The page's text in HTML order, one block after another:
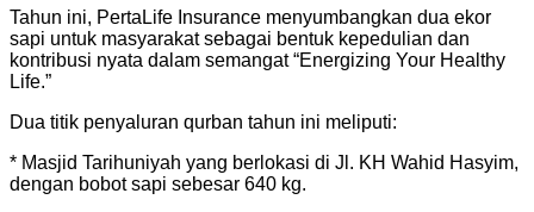
Tahun ini, PertaLife Insurance menyumbangkan dua ekor
sapi untuk masyarakat sebagai bentuk kepedulian dan
kontribusi nyata dalam semangat “Energizing Your Healthy
Life.”
Dua titik penyaluran qurban tahun ini meliputi:
* Masjid Tarihuniyah yang berlokasi di Jl. KH Wahid Hasyim,
dengan bobot sapi sebesar 640 kg.